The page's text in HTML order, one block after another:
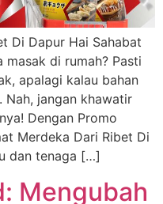
Di Dapur Hai Sahabat
masak di rumah? Pasti
apalagi kalau bahan
Nah, jangan khawatir
Dengan Promo
Merdeka Dari Ribet Di
dan tenaga […]
Mengubah